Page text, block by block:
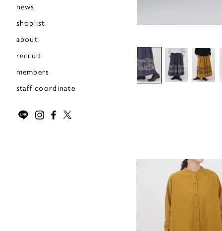
news
shoplist
about
recruit
members
staff coordinate